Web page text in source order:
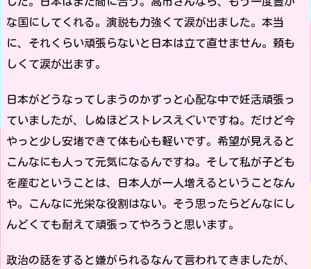
な国にしてくれる。演説も力強くて涙が出ました。本当
に、それくらい頑張らないと日本は立て直せません。頼も
しくて涙が出ます。
日本がどうなってしまうのかずっと心配な中で妊活頑張っ
ていましたが、しぬほどストレスえぐいですね。だけど今
やっと少し安堵できて体も心も軽いです。希望が見えると
こんなにも人って元気になるんですね。そして私が子ども
を産むということは、日本人が一人増えるということなん
や。こんなに光栄な役割はない。そう思ったらどんなにし
んどくても耐えて頑張ってやろうと思います。
政治の話をすると嫌がられるなんて言われてきましたが、